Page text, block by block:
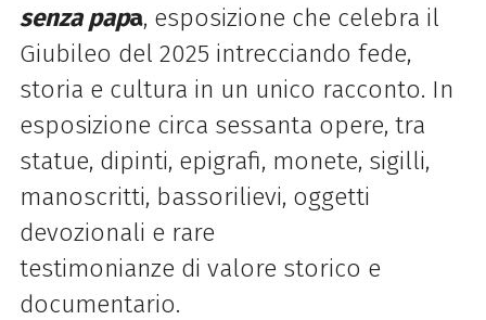
senza papa, esposizione che celebra il
Giubileo del 2025 intrecciando fede,
storia e cultura in un unico racconto. In
esposizione circa sessanta opere, tra
statue, dipinti, epigrafi, monete, sigilli,
manoscritti, bassorilievi, oggetti
devozionali e rare
testimonianze di valore storico e
documentario.